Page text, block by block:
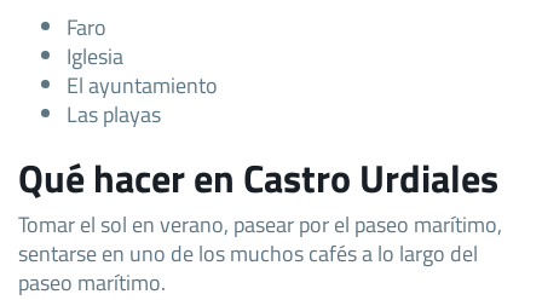
Faro
Iglesia
El ayuntamiento
Las playas
Qué hacer en Castro Urdiales
Tomar el sol en verano, pasear por el paseo marítimo,
sentarse en uno de los muchos cafés a lo largo del
paseo marítimo.